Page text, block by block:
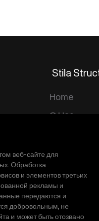
Stila
Home
О Нас
Политика
KVKK
веб-сайте для
Обработка
и элементов третьих
рекламы и
передаются и
добровольным, не
и может быть отозвано